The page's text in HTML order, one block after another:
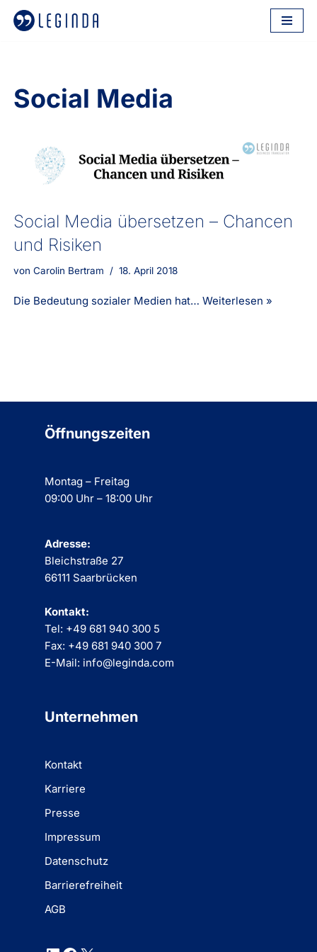
Social Media
Social Media übersetzen – Chancen
und Risiken
vonCarolin Bertram 18. April 2018
Die Bedeutung sozialer Medien hat…Weiterlesen »
Öffnungszeiten
Montag – Freitag
09:00 Uhr – 18:00 Uhr
Adresse:
Bleichstraße 27
66111 Saarbrücken
Kontakt:
Tel: +49 681 940 300 5
Fax: +49 681 940 300 7
E-Mail: info@leginda.com
Unternehmen
Kontakt
Karriere
Presse
Impressum
Datenschutz
Barrierefreiheit
AGB